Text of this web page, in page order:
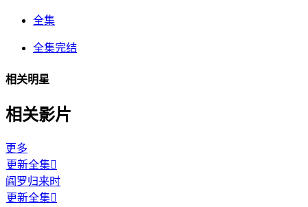
全集
全集完结
相关明星
相关影片
更多
更新全集
阎罗归来时
更新全集